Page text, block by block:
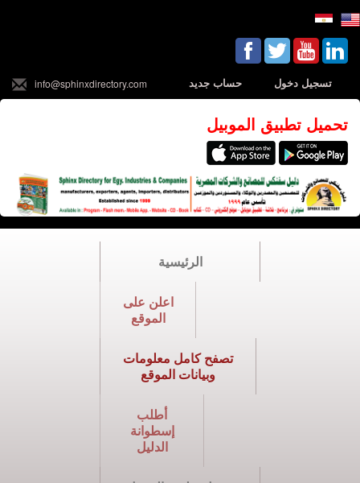
تسجيل دخول حساب جديد info@sphinxdirectory.com
تحميل تطبيق الموبيل
الرئيسية
اعلن على
الموقع
تصفح كامل معلومات
وبيانات الموقع
أطلب
إسطوانة
الدليل